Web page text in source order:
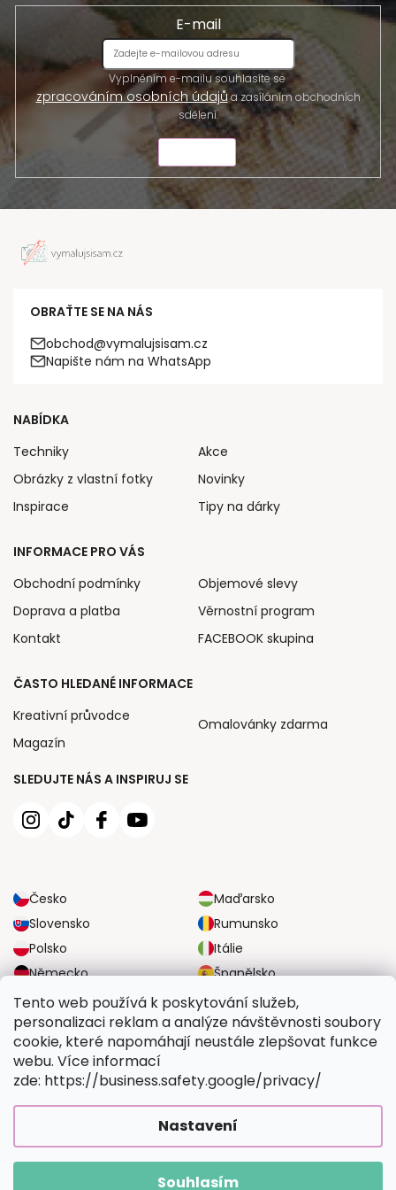
Tento web používá k poskytování služeb,
personalizaci reklam a analýze návštěvnosti soubory
cookie, které napomáhají neustále zlepšovat funkce
webu. Více informací
zde: https://business.safety.google/privacy/
Nastavení
Souhlasím
E-mail
Vyplněním e-mailu souhlasíte se
zpracováním osobních údajůa zasíláním obchodních
sdělení.
OBRAŤTE SE NA NÁS
obchod@vymalujsisam.cz
Napište nám na WhatsApp
SLEDUJTE NÁS A INSPIRUJ SE
Česko
Maďarsko
Slovensko
Rumunsko
Polsko
Itálie
Německo
Španělsko
Velká Británie
Rakousko
NABÍDKA
Techniky
Obrázky z vlastní fotky
Inspirace
Akce
Novinky
Tipy na dárky
INFORMACE PRO VÁS
Obchodní podmínky
Doprava a platba
Kontakt
Objemové slevy
Věrnostní program
FACEBOOK skupina
ČASTO HLEDANÉ INFORMACE
Kreativní průvodce
Magazín
Omalovánky zdarma
SPOLEHLIVÉ MOŽNOSTI DOPRAVY
BEZPEČNÉ MOŽNOSTI PLATBY
Vymalujsisam.cz. Všechna práva vyhrazena.